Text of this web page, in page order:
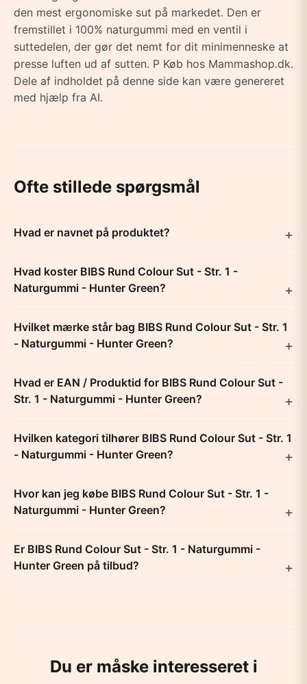
den mest ergonomiske sut på markedet. Den er
fremstillet i 100% naturgummi med en ventil i
suttedelen, der gør det nemt for dit minimenneske at
presse luften ud af sutten. P Køb hos Mammashop.dk.
Dele af indholdet på denne side kan være genereret
med hjælp fra AI.
Ofte stillede spørgsmål
Hvad er navnet på produktet?
Hvad koster BIBS Rund Colour Sut - Str. 1 -
Naturgummi - Hunter Green?
Hvilket mærke står bag BIBS Rund Colour Sut - Str. 1
- Naturgummi - Hunter Green?
Hvad er EAN / Produktid for BIBS Rund Colour Sut -
Str. 1 - Naturgummi - Hunter Green?
Hvilken kategori tilhører BIBS Rund Colour Sut - Str. 1
- Naturgummi - Hunter Green?
Hvor kan jeg købe BIBS Rund Colour Sut - Str. 1 -
Naturgummi - Hunter Green?
Er BIBS Rund Colour Sut - Str. 1 - Naturgummi -
Hunter Green på tilbud?
Du er måske interesseret i